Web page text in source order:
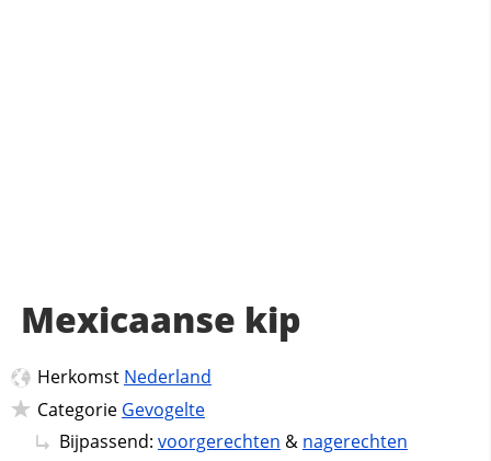
Mexicaanse kip
Herkomst Nederland
Categorie Gevogelte
Bijpassend: voorgerechten & nagerechten